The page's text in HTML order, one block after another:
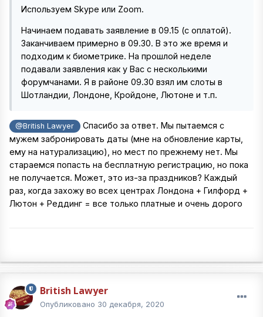
Используем Skype или Zoom.
Начинаем подавать заявление в 09.15 (с оплатой).
Заканчиваем примерно в 09.30. В это же время и
подходим к биометрике. На прошлой неделе
подавали заявления как у Вас с несколькими
форумчанами. Я в районе 09.30 взял им слоты в
Шотландии, Лондоне, Кройдоне, Лютоне и т.п.
@British Lawyer
Спасибо за ответ. Мы пытаемся с
мужем забронировать даты (мне на обновление карты,
ему на натурализацию), но мест по прежнему нет. Мы
стараемся попасть на бесплатную регистрацию, но пока
не получается. Может, это из-за праздников? Каждый
раз, когда захожу во всех центрах Лондона + Гилфорд +
Лютон + Реддинг = все только платные и очень дорого
British Lawyer
Опубликовано 30 декабря, 2020